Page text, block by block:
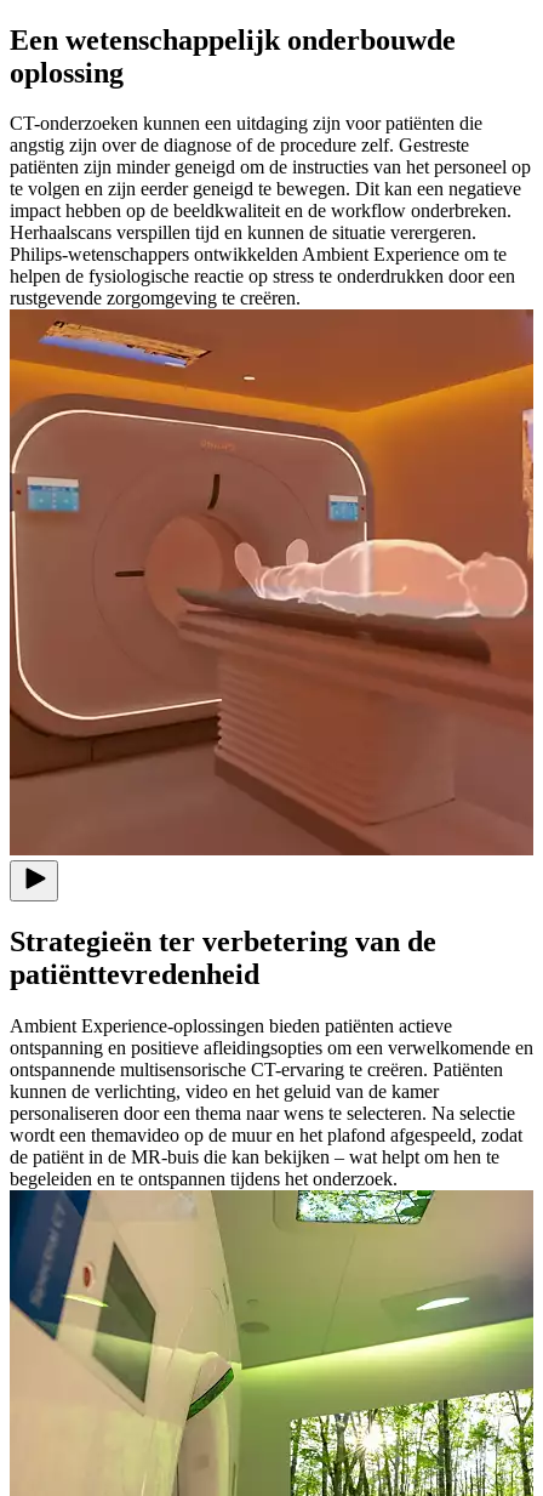
Een wetenschappelijk onderbouwde
oplossing
CT-onderzoeken kunnen een uitdaging zijn voor patiënten die
angstig zijn over de diagnose of de procedure zelf. Gestreste
patiënten zijn minder geneigd om de instructies van het personeel op
te volgen en zijn eerder geneigd te bewegen. Dit kan een negatieve
impact hebben op de beeldkwaliteit en de workflow onderbreken.
Herhaalscans verspillen tijd en kunnen de situatie verergeren.
Philips-wetenschappers ontwikkelden Ambient Experience om te
helpen de fysiologische reactie op stress te onderdrukken door een
rustgevende zorgomgeving te creëren.
Strategieën ter verbetering van de
patiënttevredenheid
Ambient Experience-oplossingen bieden patiënten actieve
ontspanning en positieve afleidingsopties om een verwelkomende en
ontspannende multisensorische CT-ervaring te creëren. Patiënten
kunnen de verlichting, video en het geluid van de kamer
personaliseren door een thema naar wens te selecteren. Na selectie
wordt een themavideo op de muur en het plafond afgespeeld, zodat
de patiënt in de MR-buis die kan bekijken – wat helpt om hen te
begeleiden en te ontspannen tijdens het onderzoek.